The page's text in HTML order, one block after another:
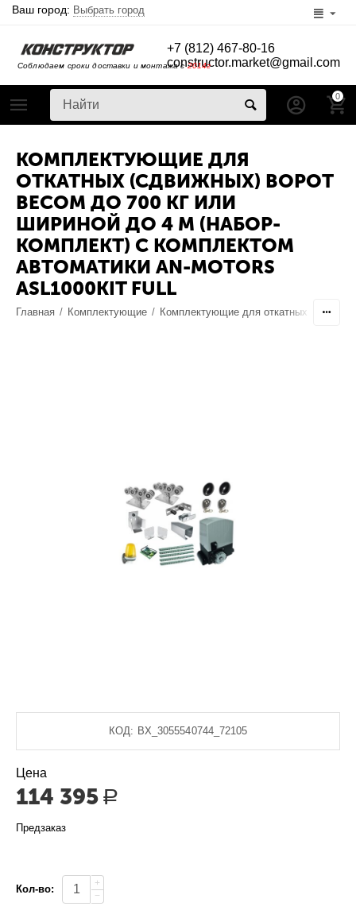
Ваш город: Выбрать город
Соблюдаем сроки доставки и монтажа с2014г
+7 (812) 467-80-16
constructor.market@gmail.com
0
КОМПЛЕКТУЮЩИЕ ДЛЯ
ОТКАТНЫХ (СДВИЖНЫХ) ВОРОТ
ВЕСОМ ДО 700 КГ ИЛИ
ШИРИНОЙ ДО 4 М (НАБОР-
КОМПЛЕКТ) С КОМПЛЕКТОМ
АВТОМАТИКИ AN-MOTORS
ASL1000KIT FULL
Главная / Комплектующие / Комплектующие для откатных ворот
КОД: BX_3055540744_72105
Цена
114 395 Р
Предзаказ
Кол-во:
+
−